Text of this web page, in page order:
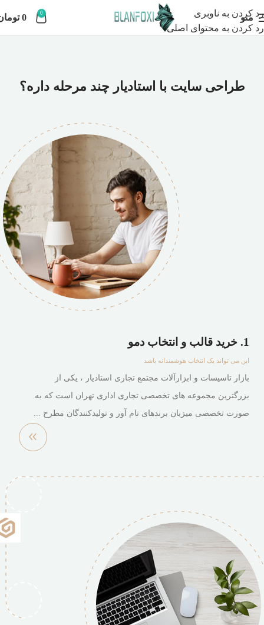
رد کردن به ناوبری
رد کردن به محتوای اصلی
منو 0
0
طراحی سایت با استادیار چند مرحله داره؟
1. خرید قالب و انتخاب دمو
این می تواند یک انتخاب هوشمندانه باشد
بازار تاسیسات و ابزارآلات مجتمع تجاری استادیار ، یکی از
بزرگترین مجموعه های تخصصی تجاری اداری تهران است که به
صورت تخصصی میزبان برندهای نام آور و تولیدکنندگان مطرح ...